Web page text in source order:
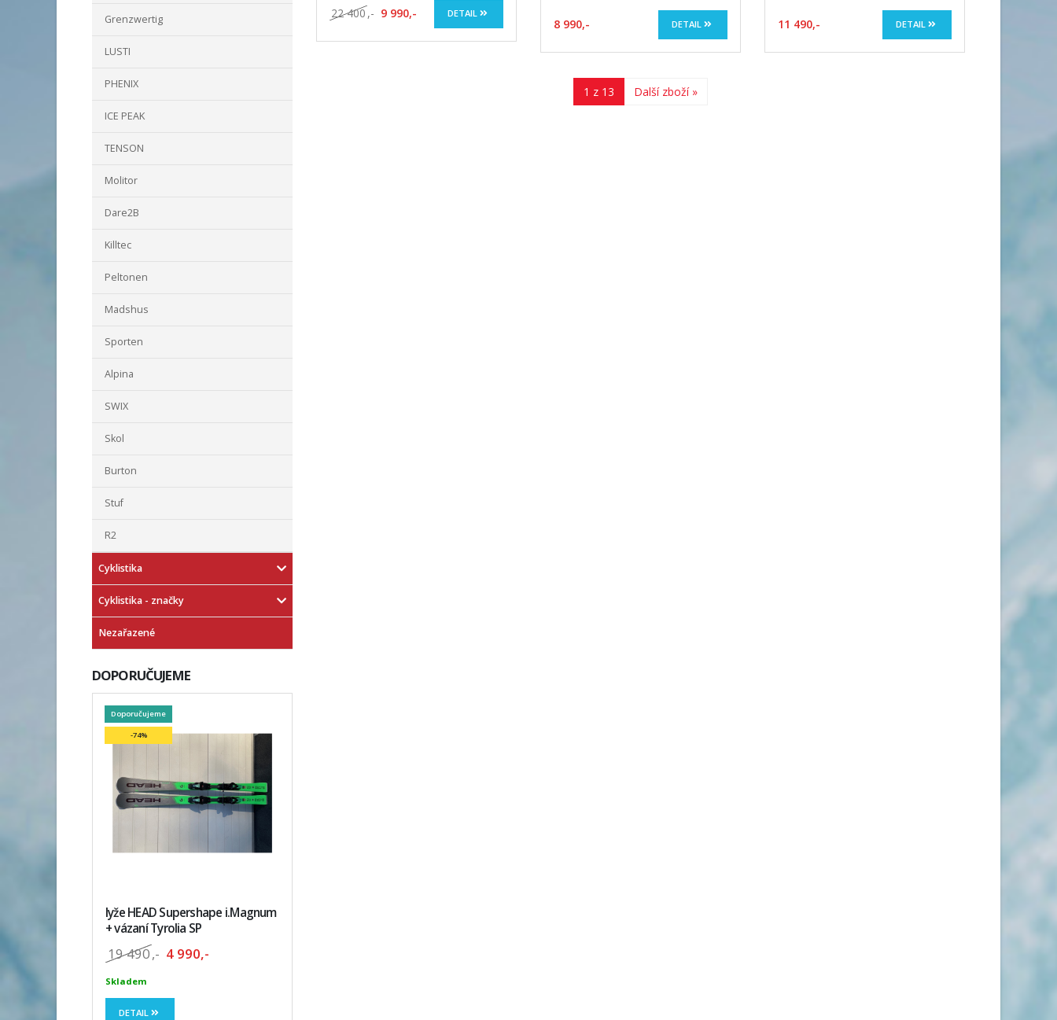
Grenzwertig
LUSTI
PHENIX
ICE PEAK
TENSON
Molitor
Dare2B
Killtec
Peltonen
Madshus
Sporten
Alpina
SWIX
Skol
Burton
Stuf
R2
Cyklistika
Cyklistika - značky
Nezařazené
DOPORUČUJEME
Doporučujeme
-74%
lyže HEAD Supershape i.Magnum
+ vázaní Tyrolia SP
19 490,- 4 990,-
Skladem
DETAIL
22 400 ,- 9 990,- DETAIL
8 990,- DETAIL 11 490,- DETAIL
1 z 13 Další zboží »